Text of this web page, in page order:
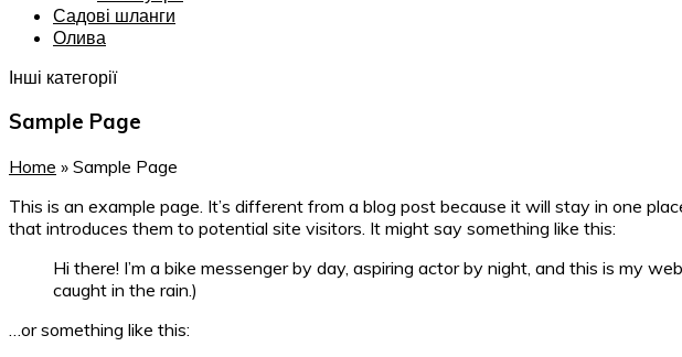
Садові шланги
Олива
Інші категорії
Sample Page
Home » Sample Page
This is an example page. It’s different from a blog post because it will stay in one
that introduces them to potential site visitors. It might say something like this:
Hi there! I’m a bike messenger by day, aspiring actor by night, and this is my
caught in the rain.)
…or something like this: